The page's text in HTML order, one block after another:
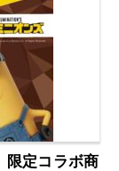
限定コラボ商